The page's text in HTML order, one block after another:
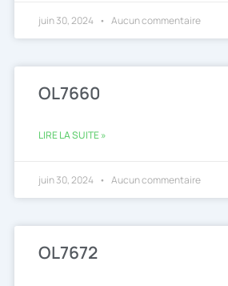
juin 30, 2024 Aucun commentaire
OL7660
LIRE LA SUITE »
juin 30, 2024 Aucun commentaire
OL7672